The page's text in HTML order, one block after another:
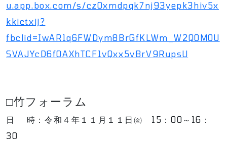
u.app.box.com/s/cz0xmdpqk7nj93yepk3hiv5x
kkictxij?
fbclid=IwAR1q6FWDym8BrGfKLWm_W2QOM0U
SVAJYcD6fOAXhTCF1vQxx5vBrV9RupsU
□竹フォーラム
日 時：令和４年１１月１１日㈮ 15：00～16：
30